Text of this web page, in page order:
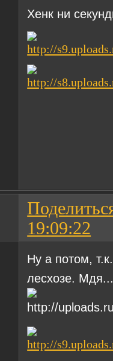
Хенк ни
19:09:22
Ну а потом,
лесхозе.